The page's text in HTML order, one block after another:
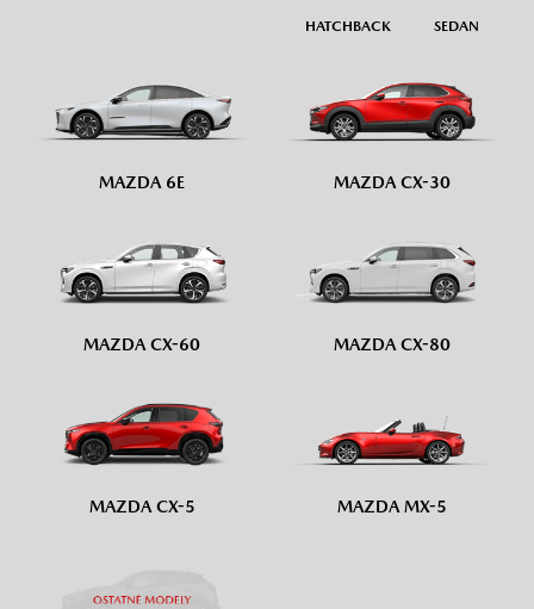
HATCHBACK SEDAN
MAZDA 6E MAZDA CX-30
MAZDA CX-60 MAZDA CX-80
MAZDA CX-5 MAZDA MX-5